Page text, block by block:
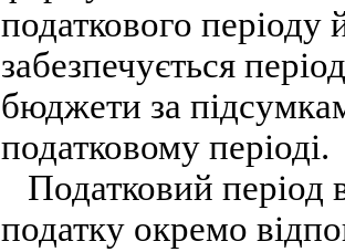
податкового періоду
забезпечується
бюджети за
податковому періоді.
Податковий період
податку окремо